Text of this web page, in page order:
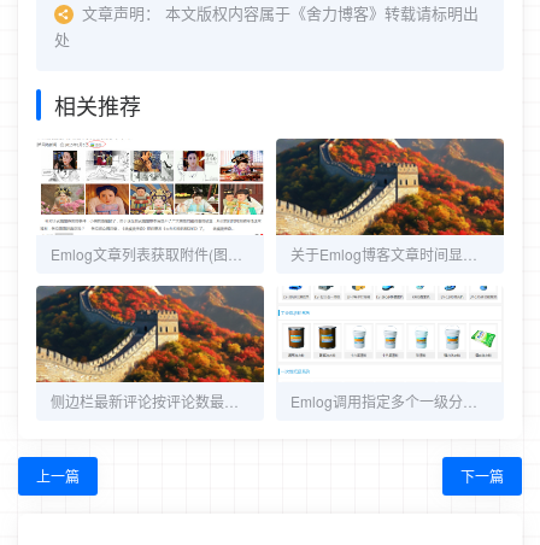
文章声明：
本文版权内容属于《舍力博客》转载请标明出
处
相关推荐
上一篇 下一篇